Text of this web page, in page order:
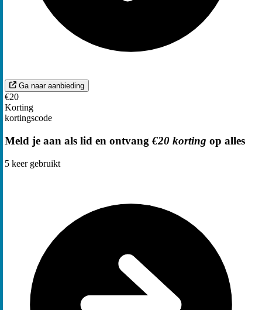
Ga naar aanbieding
€20
Korting
kortingscode
Meld je aan als lid en ontvang €20 korting op alles
5 keer gebruikt